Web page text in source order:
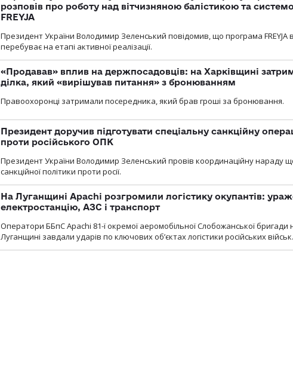
розповів про роботу над вітчизняною балістикою та
FREYJA
Президент України Володимир Зеленський повідомив, що програма FREYJA
перебуває на етапі активної реалізації.
«Продавав» вплив на держпосадовців: на Харківщині
ділка, який «вирішував питання» з бронюванням
Правоохоронці затримали посередника, який брав гроші за бронювання.
Президент доручив підготувати спеціальну санкційну
проти російського ОПК
Президент України Володимир Зеленський провів координаційну нараду
санкційної політики проти росії.
На Луганщині Apachi розгромили логістику окупантів:
електростанцію, АЗС і транспорт
Оператори ББпС Apachi 81-ї окремої аеромобільної Слобожанської бригади
Луганщині завдали ударів по ключових об’єктах логістики російських військ.